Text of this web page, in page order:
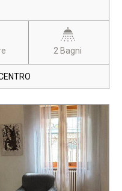
2 Bagni